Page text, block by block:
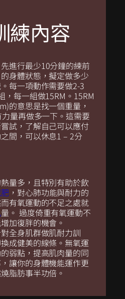
練內容
進行最少10分鐘的練前
身體狀態，擬定做多少
每一項動作需要做2-3
，每一組做15RM。15RM
的意思是找一個重量，
量再做多一下。這需要
試，了解自己可以應付
間，可以休息1 – 2分
量多，且特別有助於飲
，對心肺功能與耐力的
有氧運動的不足之處就
量。 過度倚重有氧運動不
加復胖的機會。
全身肌群做肌耐力訓
成健美的線條。無氧運
弱點，提高肌肉量的同
讓你的身體機能運作更
脂肪事半功倍。